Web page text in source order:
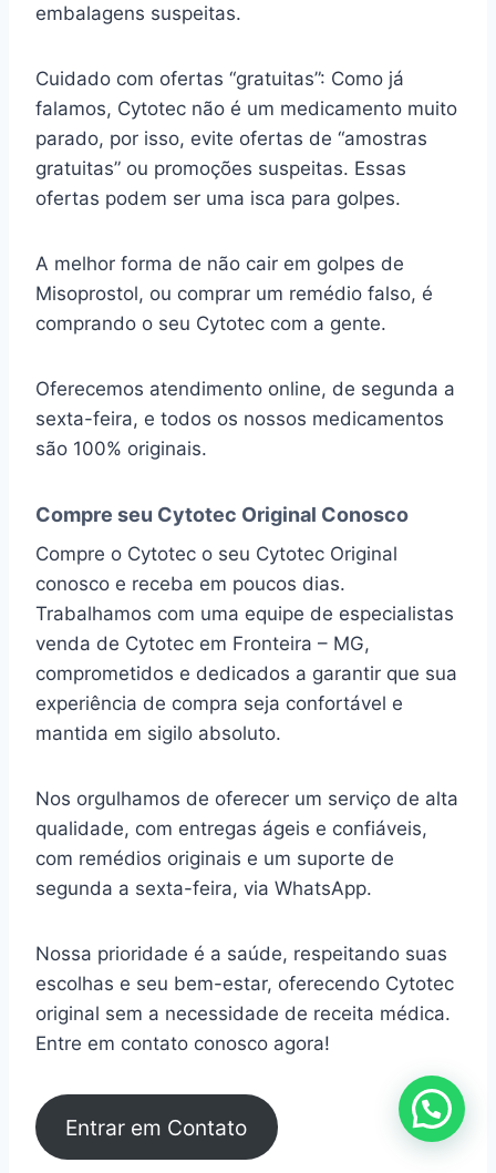
embalagens suspeitas.
Cuidado com ofertas “gratuitas”: Como já
falamos, Cytotec não é um medicamento muito
parado, por isso, evite ofertas de “amostras
gratuitas” ou promoções suspeitas. Essas
ofertas podem ser uma isca para golpes.
A melhor forma de não cair em golpes de
Misoprostol, ou comprar um remédio falso, é
comprando o seu Cytotec com a gente.
Oferecemos atendimento online, de segunda a
sexta-feira, e todos os nossos medicamentos
são 100% originais.
Compre seu Cytotec Original Conosco
Compre o Cytotec o seu Cytotec Original
conosco e receba em poucos dias.
Trabalhamos com uma equipe de especialistas
venda de Cytotec em Fronteira – MG,
comprometidos e dedicados a garantir que sua
experiência de compra seja confortável e
mantida em sigilo absoluto.
Nos orgulhamos de oferecer um serviço de alta
qualidade, com entregas ágeis e confiáveis,
com remédios originais e um suporte de
segunda a sexta-feira, via WhatsApp.
Nossa prioridade é a saúde, respeitando suas
escolhas e seu bem-estar, oferecendo Cytotec
original sem a necessidade de receita médica.
Entre em contato conosco agora!
Entrar em Contato